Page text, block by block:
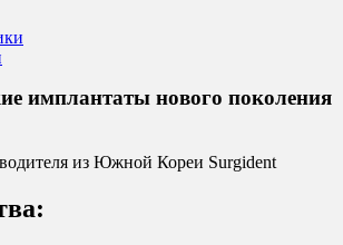
имплантаты нового поколения
из Южной Кореи Surgident